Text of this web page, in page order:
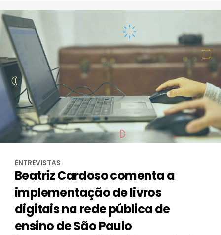
ENTREVISTAS
Beatriz Cardoso comenta a
implementação de livros
digitais na rede pública de
ensino de São Paulo